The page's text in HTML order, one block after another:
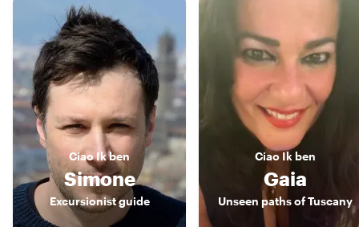
CiaoIk ben
Simone
Excursionist guide
Ciao Ik ben
Gaia
Unseen paths of Tuscany